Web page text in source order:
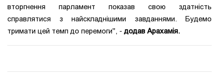
вторгнення парламент показав свою здатність
справлятися з найскладнішими завданнями. Будемо
тримати цей темп до перемоги", -додав Арахамія.